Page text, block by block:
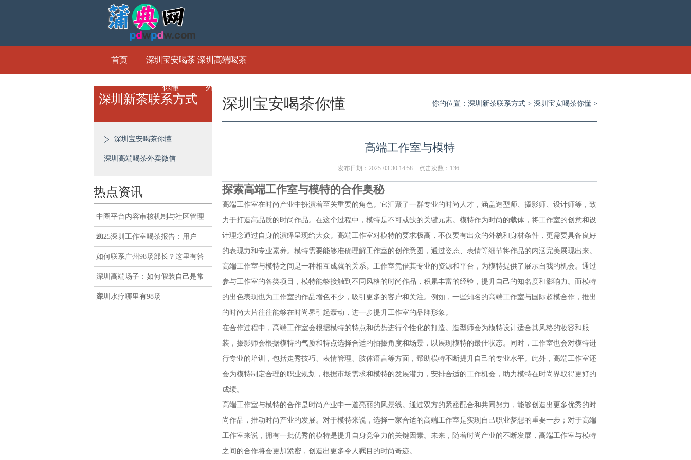
首页 深圳宝安喝茶
你懂
深圳高端喝茶
外卖微信
深圳新茶联系方式
深圳宝安喝茶你懂
深圳高端喝茶外卖微信
热点资讯
中圈平台内容审核机制与社区管理
规
2025深圳工作室喝茶报告：用户
如何联系广州98场部长？这里有答
深圳高端场子：如何假装自己是常
客
深圳水疗哪里有98场
深圳宝安喝茶你懂 你的位置： 深圳新茶联系方式 > 深圳宝安喝茶你懂 >
高端工作室与模特
发布日期：2025-03-30 14:58 点击次数：136
探索高端工作室与模特的合作奥秘
高端工作室在时尚产业中扮演着至关重要的角色。它汇聚了一群专业的时尚人才，涵盖造型师、摄影师、设计师等，致
力于打造高品质的时尚作品。在这个过程中，模特是不可或缺的关键元素。模特作为时尚的载体，将工作室的创意和设
计理念通过自身的演绎呈现给大众。高端工作室对模特的要求极高，不仅要有出众的外貌和身材条件，更需要具备良好
的表现力和专业素养。模特需要能够准确理解工作室的创作意图，通过姿态、表情等细节将作品的内涵完美展现出来。
高端工作室与模特之间是一种相互成就的关系。工作室凭借其专业的资源和平台，为模特提供了展示自我的机会。通过
参与工作室的各类项目，模特能够接触到不同风格的时尚作品，积累丰富的经验，提升自己的知名度和影响力。而模特
的出色表现也为工作室的作品增色不少，吸引更多的客户和关注。例如，一些知名的高端工作室与国际超模合作，推出
的时尚大片往往能够在时尚界引起轰动，进一步提升工作室的品牌形象。
在合作过程中，高端工作室会根据模特的特点和优势进行个性化的打造。造型师会为模特设计适合其风格的妆容和服
装，摄影师会根据模特的气质和特点选择合适的拍摄角度和场景，以展现模特的最佳状态。同时，工作室也会对模特进
行专业的培训，包括走秀技巧、表情管理、肢体语言等方面，帮助模特不断提升自己的专业水平。此外，高端工作室还
会为模特制定合理的职业规划，根据市场需求和模特的发展潜力，安排合适的工作机会，助力模特在时尚界取得更好的
成绩。
高端工作室与模特的合作是时尚产业中一道亮丽的风景线。通过双方的紧密配合和共同努力，能够创造出更多优秀的时
尚作品，推动时尚产业的发展。对于模特来说，选择一家合适的高端工作室是实现自己职业梦想的重要一步；对于高端
工作室来说，拥有一批优秀的模特是提升自身竞争力的关键因素。未来，随着时尚产业的不断发展，高端工作室与模特
之间的合作将会更加紧密，创造出更多令人瞩目的时尚奇迹。